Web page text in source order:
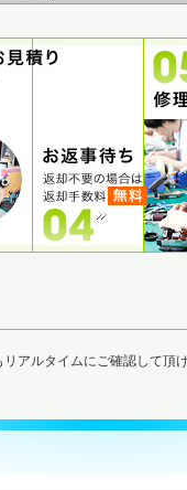
アルタイムにご確認して頂